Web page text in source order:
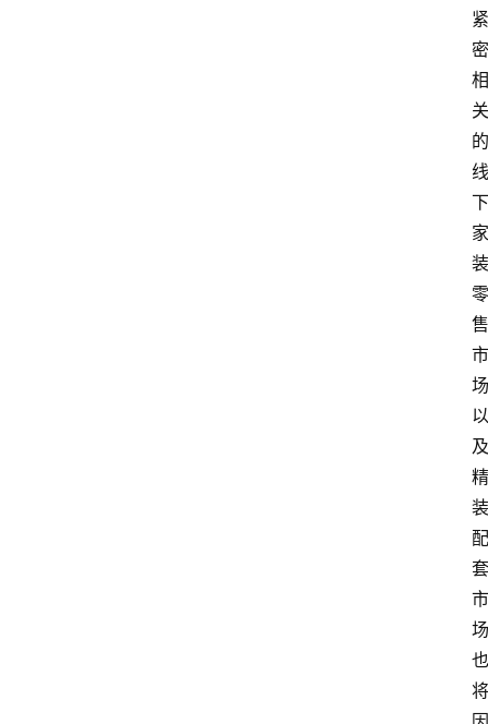
紧
密
相
关
的
线
下
家
装
零
售
市
场
以
及
精
装
配
套
市
场
也
将